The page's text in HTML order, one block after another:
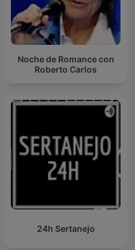
Noche de Romance con
Roberto Carlos
24h Sertanejo